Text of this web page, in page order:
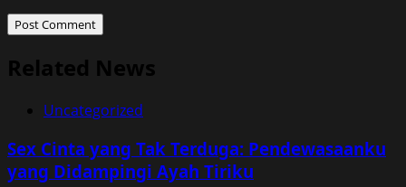
Related News
Uncategorized
Sex Cinta yang Tak Terduga: Pendewasaanku
yang Didampingi Ayah Tiriku